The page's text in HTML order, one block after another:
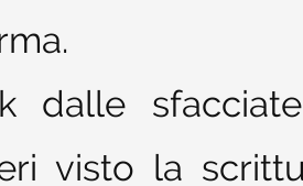
dalle
visto la